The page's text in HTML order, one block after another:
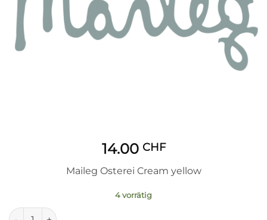
14.00 CHF
Maileg Osterei Cream yellow
4 vorrätig
Osterei Cream yellow Menge